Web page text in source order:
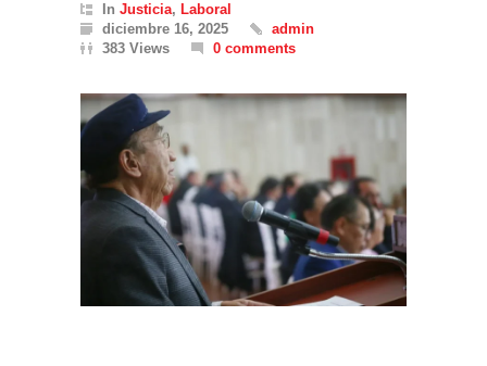
In Justicia, Laboral
diciembre 16, 2025
admin
383 Views
0 comments